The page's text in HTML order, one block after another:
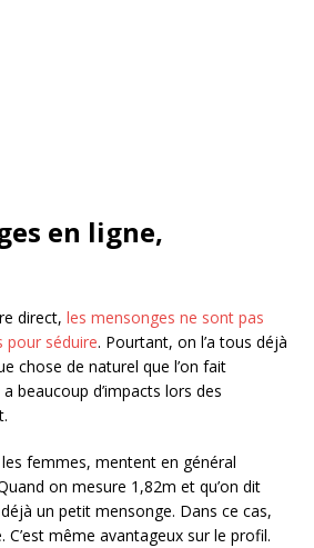
en ligne,
direct, les mensonges ne sont pas
pour séduire. Pourtant, on l’a tous déjà
chose de naturel que l’on fait
beaucoup d’impacts lors des
femmes, mentent en général
on mesure 1,82m et qu’on dit
un petit mensonge. Dans ce cas,
C’est même avantageux sur le profil.